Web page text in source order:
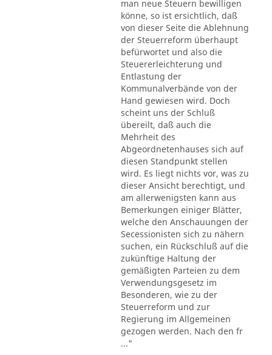
man neue Steuern bewilligen
könne, so ist ersichtlich, daß
von dieser Seite die Ablehnung
der Steuerreform überhaupt
befürwortet und also die
Steuererleichterung und
Entlastung der
Kommunalverbände von der
Hand gewiesen wird. Doch
scheint uns der Schluß
übereilt, daß auch die
Mehrheit des
Abgeordnetenhauses sich auf
diesen Standpunkt stellen
wird. Es liegt nichts vor, was zu
dieser Ansicht berechtigt, und
am allerwenigsten kann aus
Bemerkungen einiger Blätter,
welche den Anschauungen der
Secessionisten sich zu nähern
suchen, ein Rückschluß auf die
zukünftige Haltung der
gemäßigten Parteien zu dem
Verwendungsgesetz im
Besonderen, wie zu der
Steuerreform und zur
Regierung im Allgemeinen
gezogen werden. Nach den fr
..."